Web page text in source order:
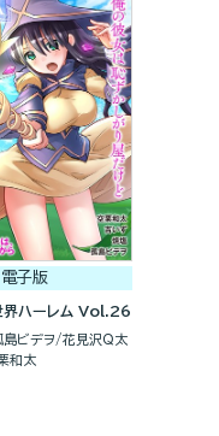
電子版
ハーレム Vol.26
島ビデヲ
花見沢Q太
和太